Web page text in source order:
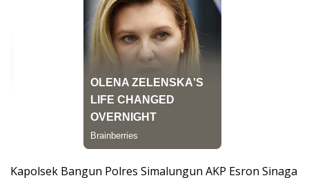
Kapolsek Bangun Polres Simalungun AKP Esron Sinaga